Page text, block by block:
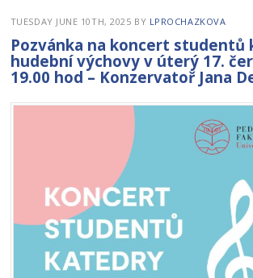
TUESDAY JUNE 10TH, 2025 BY LPROCHAZKOVA
Pozvánka na koncert studentů
hudební výchovy v úterý 17.
19.00 hod – Konzervatoř Jana